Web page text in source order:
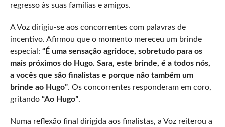
regresso às suas famílias e amigos.
A Voz dirigiu-se aos concorrentes com palavras de
incentivo. Afirmou que o momento mereceu um brinde
especial: “É uma sensação agridoce, sobretudo para os
mais próximos do Hugo. Sara, este brinde, é a todos nós,
a vocês que são finalistas e porque não também um
brinde ao Hugo”. Os concorrentes responderam em coro,
gritando “Ao Hugo”.
Numa reflexão final dirigida aos finalistas, a Voz reiterou a